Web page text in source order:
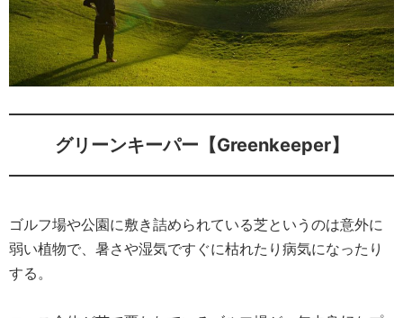
グリーンキーパー【Greenkeeper】
ゴルフ場や公園に敷き詰められている芝というのは意外に
弱い植物で、暑さや湿気ですぐに枯れたり病気になったり
する。